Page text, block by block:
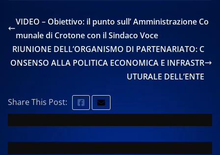
VIDEO – Obiettivo: il punto sull’ Amministrazione Co
munale di Crotone con il Sindaco Voce
RIUNIONE DELL’ORGANISMO DI PARTENARIATO: C
ONSENSO ALLA POLITICA ECONOMICA E INFRASTR
UTURALE DELL’ENTE
Share This Post: